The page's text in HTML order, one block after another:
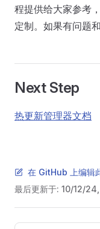
程提供给大家参考
定制。如果有问题
Next Step
热更新管理器文档
在 GitHub 上编辑
最后更新于: 10/12/